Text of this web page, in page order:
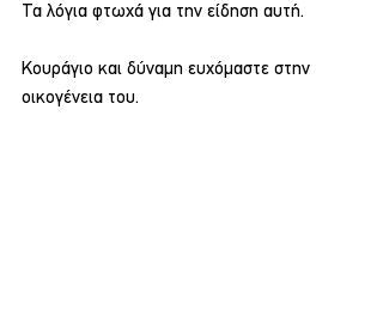
Τα λόγια φτωχά για την είδηση αυτή.
Κουράγιο και δύναμη ευχόμαστε στην
οικογένεια του.